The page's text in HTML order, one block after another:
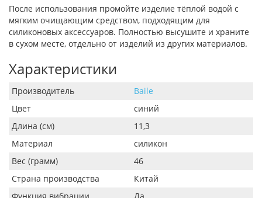
После использования промойте изделие тёплой водой с
мягким очищающим средством, подходящим для
силиконовых аксессуаров. Полностью высушите и храните
в сухом месте, отдельно от изделий из других материалов.
Характеристики
Производитель
Baile
Цвет
синий
Длина (см)
11,3
Материал
силикон
Вес (грамм)
46
Страна производства
Китай